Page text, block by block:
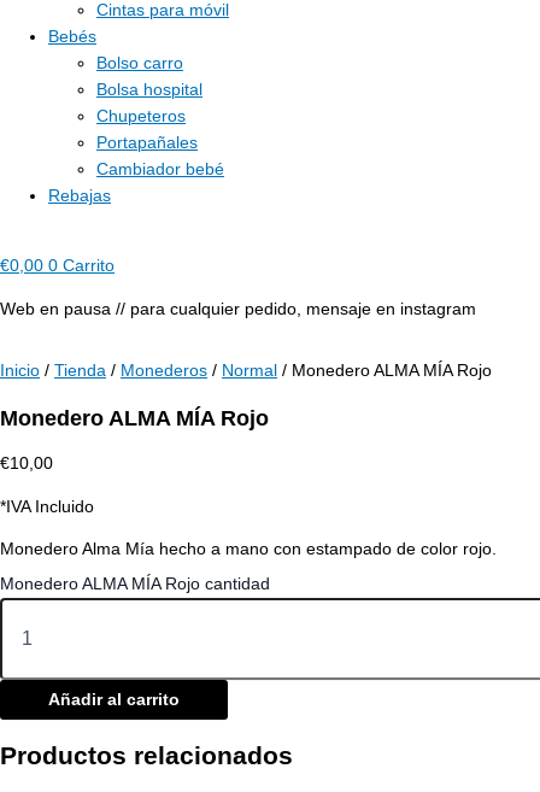
Cintas para móvil
Bebés
Bolso carro
Bolsa hospital
Chupeteros
Portapañales
Cambiador bebé
Rebajas
€0,00 0 Carrito
Web en pausa // para cualquier pedido, mensaje en instagram
Inicio / Tienda / Monederos / Normal / Monedero ALMA MÍA Rojo
Monedero ALMA MÍA Rojo
€10,00
*IVA Incluido
Monedero Alma Mía hecho a mano con estampado de color rojo.
Monedero ALMA MÍA Rojo cantidad
Añadir al carrito
Productos relacionados